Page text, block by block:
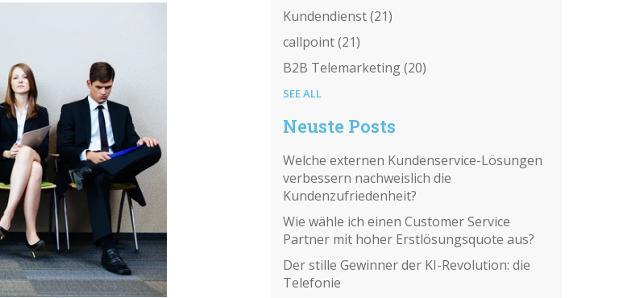
Kundendienst(21)
callpoint(21)
B2B Telemarketing(20)
SEE ALL
Neuste Posts
Welche externen Kundenservice-Lösungen
verbessern nachweislich die
Kundenzufriedenheit?
Wie wähle ich einen Customer Service
Partner mit hoher Erstlösungsquote aus?
Der stille Gewinner der KI-Revolution: die
Telefonie